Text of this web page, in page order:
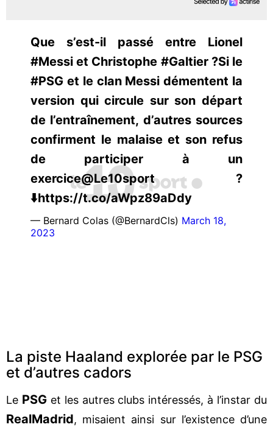
Que s’est-il passé entre Lionel
#Messi et Christophe #Galtier ?Si le
#PSG et le clan Messi démentent la
version qui circule sur son départ
de l’entraînement, d’autres sources
confirment le malaise et son refus
de participer à un
exercice@Le10sport ?
⬇️https://t.co/aWpz89aDdy
— Bernard Colas (@BernardCls) March 18,
2023
La piste Haaland explorée par le PSG
et d’autres cadors
Le PSGet les autres clubs intéressés, à l’instar du
RealMadrid, misaient ainsi sur l’existence d’une